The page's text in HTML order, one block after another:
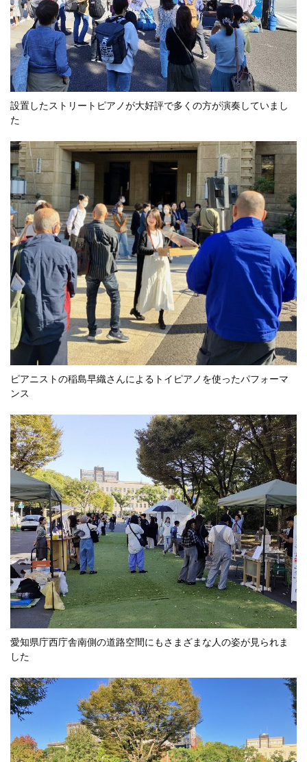
設置したストリートピアノが大好評で多くの方が演奏していまし
た
ピアニストの稲島早織さんによるトイピアノを使ったパフォーマ
ンス
愛知県庁西庁舎南側の道路空間にもさまざまな人の姿が見られま
した